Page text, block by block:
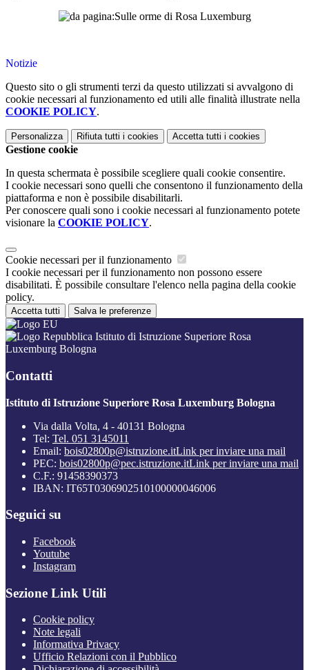
Notizie
Questo sito o gli strumenti terzi da questo utilizzati si avvalgono di
cookie necessari al funzionamento ed utili alle finalità illustrate nella
COOKIE POLICY.
Personalizza Rifiuta tutti i cookies Accetta tutti i cookies
Gestione cookie
In questa schermata è possibile scegliere quali cookie consentire.
I cookie necessari sono quelli che consentono il funzionamento della
piattaforma e non è possibile disabilitarli.
Per conoscere quali sono i cookie necessari al funzionamento potete
visionare la COOKIE POLICY.
Cookie necessari per il funzionamento
I cookie necessari per il funzionamento non possono essere
disabilitati. È possibile consultare l'elenco nella pagina della cookie
policy.
Accetta tutti Salva le preferenze
Istituto di Istruzione Superiore Rosa
Luxemburg Bologna
Contatti
Istituto di Istruzione Superiore Rosa Luxemburg Bologna
Via dalla Volta, 4 - 40131 Bologna
Tel: Tel. 051 3145011
Email: bois02800p@istruzione.itLink per inviare una mail
PEC: bois02800p@pec.istruzione.itLink per inviare una mail
C.F.: 91458390373
IBAN: IT65T0306902510100000046006
Seguici su
Facebook
Youtube
Instagram
Sezione Link Utili
Cookie policy
Note legali
Informativa Privacy
Ufficio Relazioni con il Pubblico